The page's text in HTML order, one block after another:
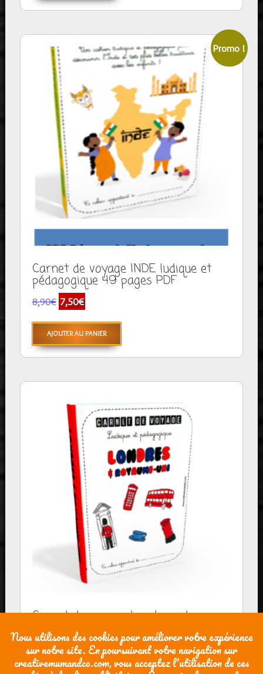
Promo !
Carnet de voyage INDE ludique et
pédagogique 49 pages PDF
8,90€ Le
initial
était :
8,90€.
7,50€Le
actuel
est :
7,50€.
AJOUTER AU PANIER
Carnet de voyage Londres et
Royaume-Uni ludique et pédagogique
+30 pages PDF
7,50